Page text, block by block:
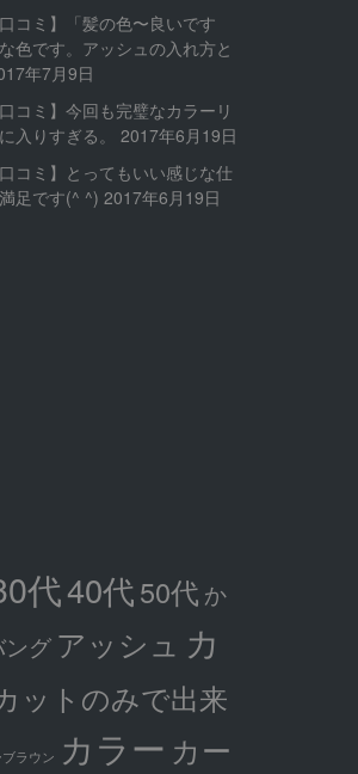
口コミ】「髪の色〜良いです
色です。アッシュの入れ方と
年7月9日
口コミ】今回も完璧なカラーリ
入りすぎる。
2017年6月19日
口コミ】とってもいい感じな仕
足です(^ ^) 2017年6月19日
代40代50代 か
ング アッシュ カ
ットのみで出来
ラウン カラー カー